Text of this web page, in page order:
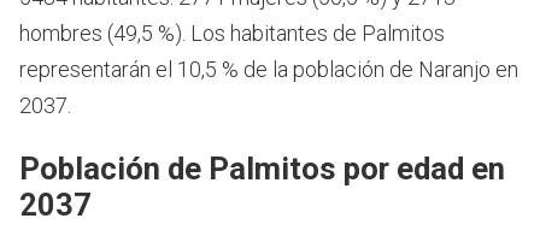
hombres (49,5 %). Los habitantes de Palmitos
representarán el 10,5 % de la población de Naranjo en
2037.
Población de Palmitos por edad en
2037